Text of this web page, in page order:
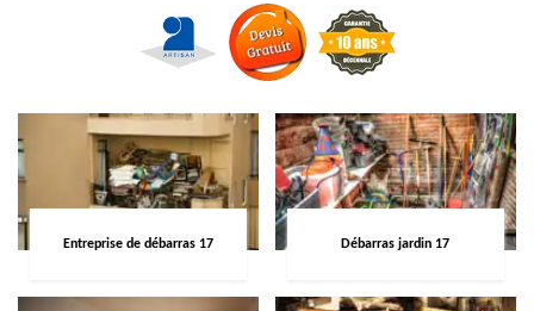
Entreprise de débarras 17 Débarras jardin 17